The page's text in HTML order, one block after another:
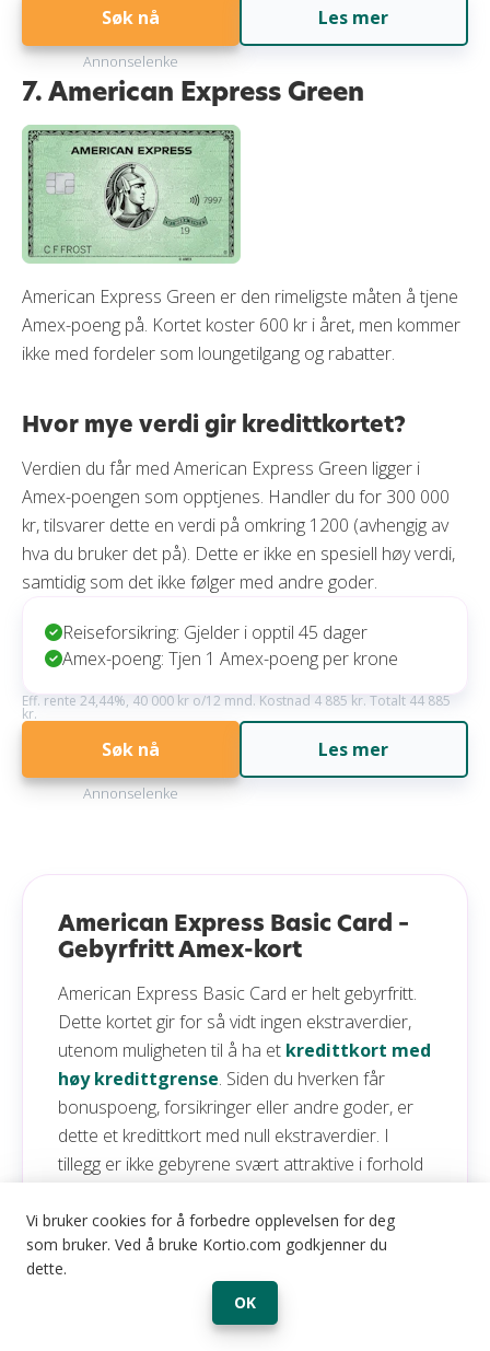
Søk nå
Annonselenke
Les mer
7. American Express Green
American Express Green er den rimeligste måten å tjene
Amex-poeng på. Kortet koster 600 kr i året, men kommer
ikke med fordeler som loungetilgang og rabatter.
Hvor mye verdi gir kredittkortet?
Verdien du får med American Express Green ligger i
Amex-poengen som opptjenes. Handler du for 300 000
kr, tilsvarer dette en verdi på omkring 1200 (avhengig av
hva du bruker det på). Dette er ikke en spesiell høy verdi,
samtidig som det ikke følger med andre goder.
Reiseforsikring: Gjelder i opptil 45 dager
Amex-poeng: Tjen 1 Amex-poeng per krone
Eff. rente 24,44%, 40 000 kr o/12 mnd. Kostnad 4 885 kr. Totalt 44 885
kr.
Søk nå
Annonselenke
Les mer
American Express Basic Card –
Gebyrfritt Amex-kort
American Express Basic Card er helt gebyrfritt.
Dette kortet gir for så vidt ingen ekstraverdier,
utenom muligheten til å ha et kredittkort med
høy kredittgrense. Siden du hverken får
bonuspoeng, forsikringer eller andre goder, er
dette et kredittkort med null ekstraverdier. I
tillegg er ikke gebyrene svært attraktive i forhold
inkludert kortet i listen, i og med at mange
vurderer dette som et gratis alternativ for å eie
et Amex-kort.
Vi bruker cookies for å forbedre opplevelsen for deg
som bruker. Ved å bruke Kortio.com godkjenner du
dette.
OK